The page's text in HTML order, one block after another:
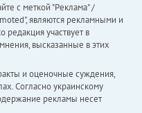
с меткой "Реклама" /
являются рекламными и
редакция участвует в
высказанные в этих
и оценочные суждения,
Согласно украинскому
рекламы несет